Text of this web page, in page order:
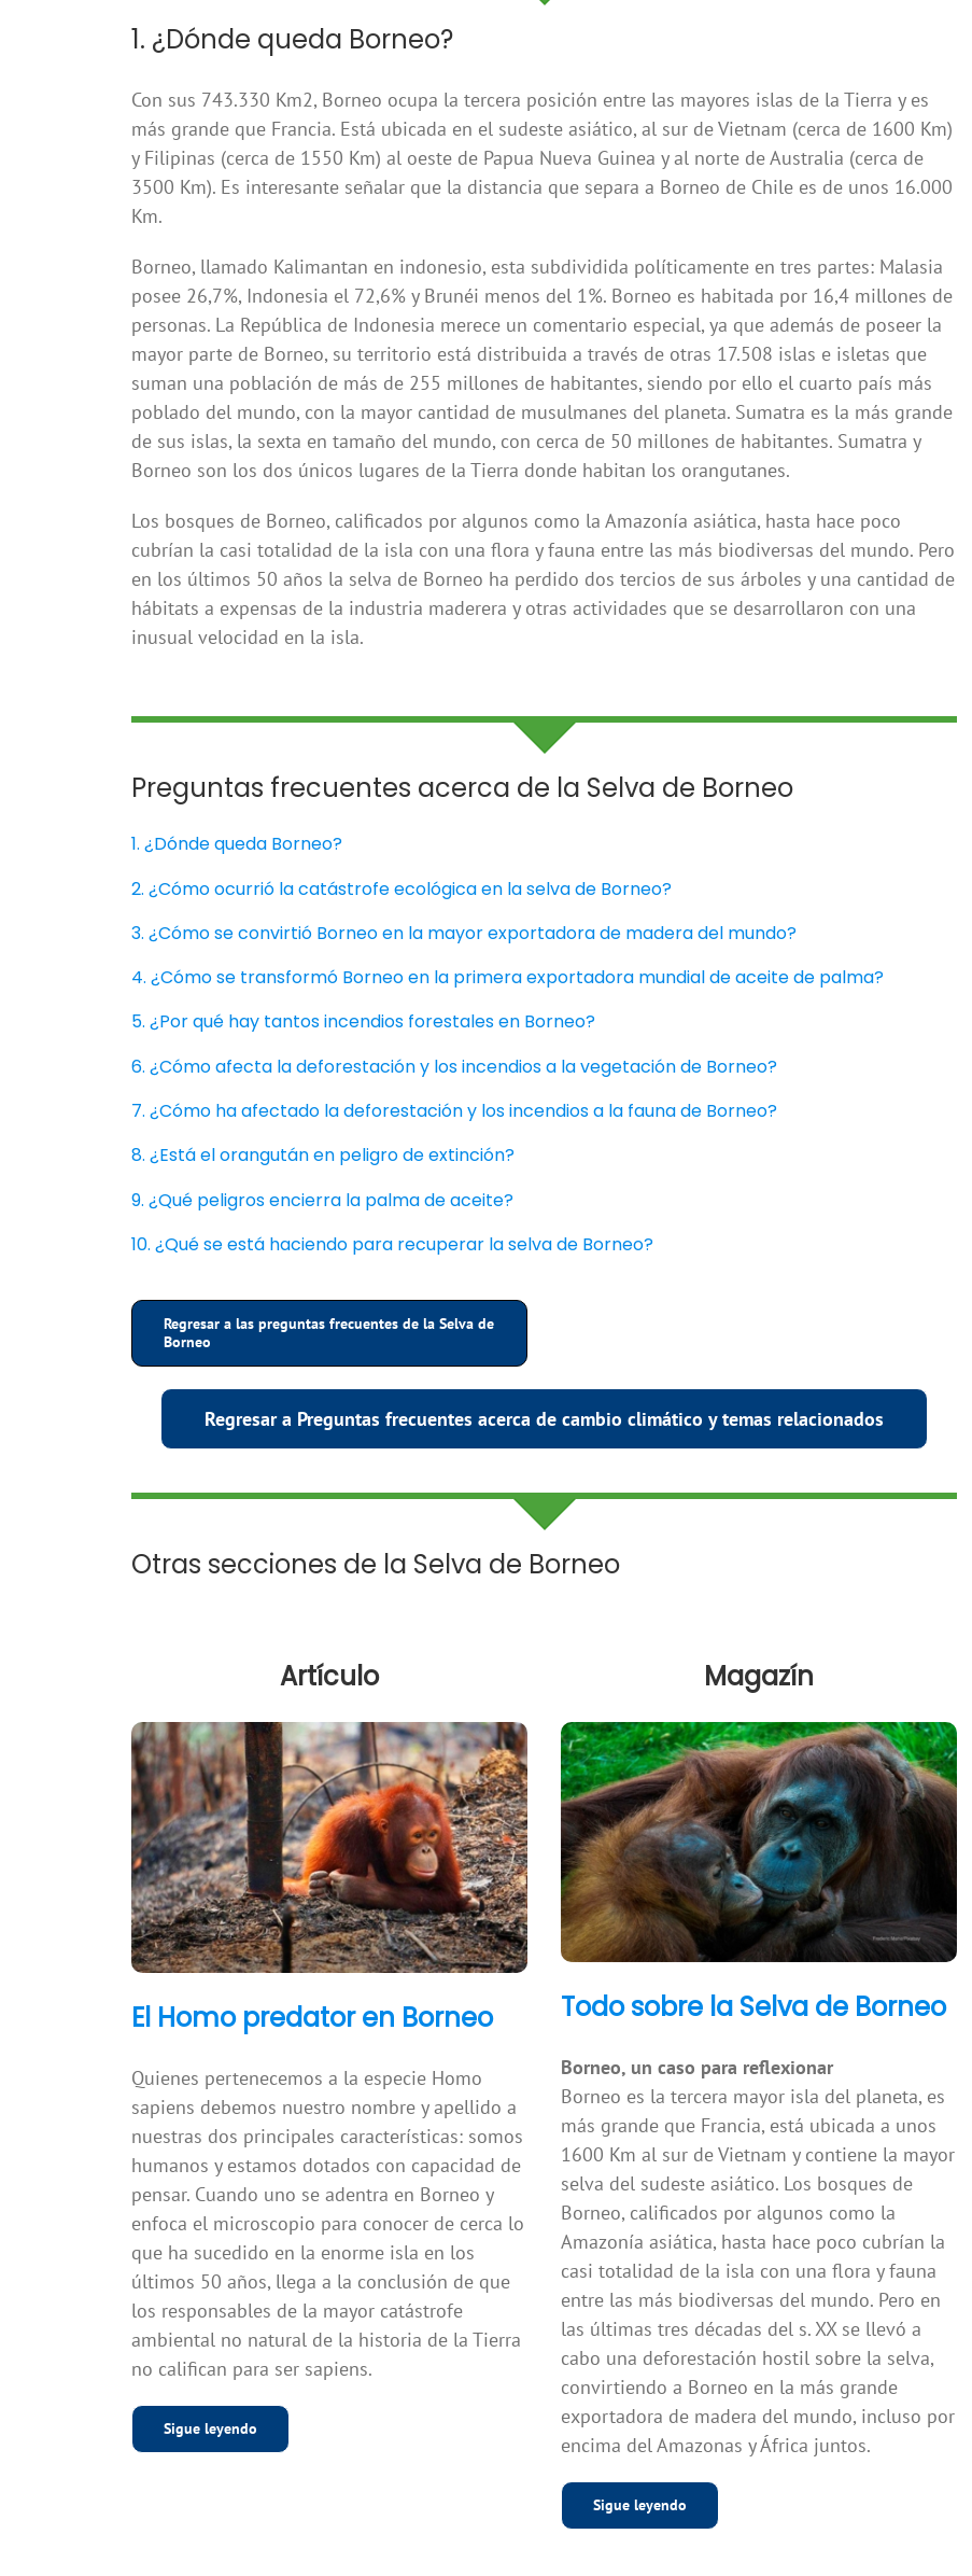
1. ¿Dónde queda Borneo?
Con sus 743.330 Km2, Borneo ocupa la tercera posición entre las mayores islas de la Tierra y es
más grande que Francia. Está ubicada en el sudeste asiático, al sur de Vietnam (cerca de 1600 Km)
y Filipinas (cerca de 1550 Km) al oeste de Papua Nueva Guinea y al norte de Australia (cerca de
3500 Km). Es interesante señalar que la distancia que separa a Borneo de Chile es de unos 16.000
Km.
Borneo, llamado Kalimantan en indonesio, esta subdividida políticamente en tres partes: Malasia
posee 26,7%, Indonesia el 72,6% y Brunéi menos del 1%. Borneo es habitada por 16,4 millones de
personas. La República de Indonesia merece un comentario especial, ya que además de poseer la
mayor parte de Borneo, su territorio está distribuida a través de otras 17.508 islas e isletas que
suman una población de más de 255 millones de habitantes, siendo por ello el cuarto país más
poblado del mundo, con la mayor cantidad de musulmanes del planeta. Sumatra es la más grande
de sus islas, la sexta en tamaño del mundo, con cerca de 50 millones de habitantes. Sumatra y
Borneo son los dos únicos lugares de la Tierra donde habitan los orangutanes.
Los bosques de Borneo, calificados por algunos como la Amazonía asiática, hasta hace poco
cubrían la casi totalidad de la isla con una flora y fauna entre las más biodiversas del mundo. Pero
en los últimos 50 años la selva de Borneo ha perdido dos tercios de sus árboles y una cantidad de
hábitats a expensas de la industria maderera y otras actividades que se desarrollaron con una
inusual velocidad en la isla.
Preguntas frecuentes acerca de la Selva de Borneo
1. ¿Dónde queda Borneo?
2. ¿Cómo ocurrió la catástrofe ecológica en la selva de Borneo?
3. ¿Cómo se convirtió Borneo en la mayor exportadora de madera del mundo?
4. ¿Cómo se transformó Borneo en la primera exportadora mundial de aceite de palma?
5. ¿Por qué hay tantos incendios forestales en Borneo?
6. ¿Cómo afecta la deforestación y los incendios a la vegetación de Borneo?
7. ¿Cómo ha afectado la deforestación y los incendios a la fauna de Borneo?
8. ¿Está el orangután en peligro de extinción?
9. ¿Qué peligros encierra la palma de aceite?
10. ¿Qué se está haciendo para recuperar la selva de Borneo?
Regresar a las preguntas frecuentes de la Selva de
Borneo
Regresar a Preguntas frecuentes acerca de cambio climático y temas relacionados
Otras secciones de la Selva de Borneo
Artículo
El Homo predator en Borneo
Quienes pertenecemos a la especie Homo
sapiens debemos nuestro nombre y apellido a
nuestras dos principales características: somos
humanos y estamos dotados con capacidad de
pensar. Cuando uno se adentra en Borneo y
enfoca el microscopio para conocer de cerca lo
que ha sucedido en la enorme isla en los
últimos 50 años, llega a la conclusión de que
los responsables de la mayor catástrofe
ambiental no natural de la historia de la Tierra
no califican para ser sapiens.
Sigue leyendo
Magazín
Todo sobre la Selva de Borneo
Borneo, un caso para reflexionar
Borneo es la tercera mayor isla del planeta, es
más grande que Francia, está ubicada a unos
1600 Km al sur de Vietnam y contiene la mayor
selva del sudeste asiático. Los bosques de
Borneo, calificados por algunos como la
Amazonía asiática, hasta hace poco cubrían la
casi totalidad de la isla con una flora y fauna
entre las más biodiversas del mundo. Pero en
las últimas tres décadas del s. XX se llevó a
cabo una deforestación hostil sobre la selva,
convirtiendo a Borneo en la más grande
exportadora de madera del mundo, incluso por
encima del Amazonas y África juntos.
Sigue leyendo